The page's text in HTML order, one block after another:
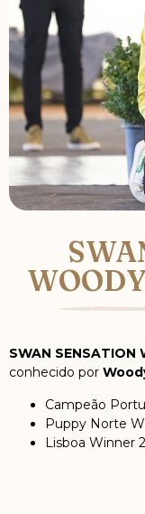
SWAN SENSATION
conhecido por
Campeão
Puppy Norte
Lisboa Winner